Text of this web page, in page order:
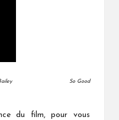
& Phillip Bailey So Good
du film, pour vous